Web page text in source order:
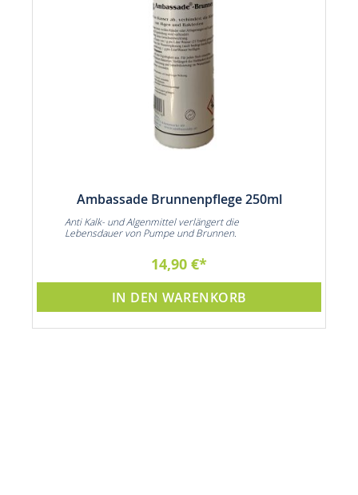
Ambassade Brunnenpflege 250ml
Anti Kalk- und Algenmittel verlängert die
Lebensdauer von Pumpe und Brunnen.
14,90 €
IN DEN WARENKORB